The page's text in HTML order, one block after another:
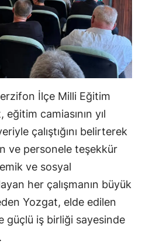
İlçe Milli Eğitim
camiasının yıl
çalıştığını belirterek
ve personele teşekkür
ve sosyal
her çalışmanın büyük
Yozgat, elde edilen
güçlü iş birliği sayesinde